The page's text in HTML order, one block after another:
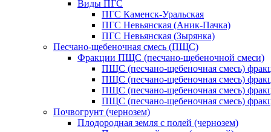
Виды ПГС
ПГС Каменск-Уральская
ПГС Невьянская (Аник-Пачка)
ПГС Невьянская (Зырянка)
Песчано-щебеночная смесь (ПЩС)
Фракции ПЩС (песчано-щебеночной смеси)
ПЩС (песчано-щебеночная смесь)
ПЩС (песчано-щебеночная смесь)
ПЩС (песчано-щебеночная смесь)
ПЩС (песчано-щебеночная смесь)
Почвогрунт (чернозем)
Плодородная земля с полей (чернозем)